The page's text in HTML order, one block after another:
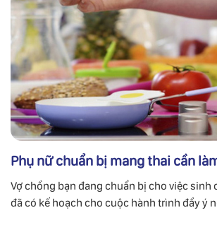
Phụ nữ chuẩn bị mang thai cần
Vợ chồng bạn đang chuẩn bị cho việc sinh
đã có kế hoạch cho cuộc hành trình đầy ý